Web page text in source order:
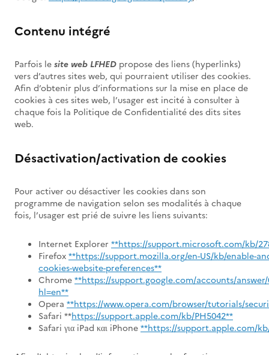
Contenu intégré
Parfois le site web LFHED propose des liens (hyperlinks)
vers d’autres sites web, qui pourraient utiliser des cookies.
Afin d’obtenir plus d’informations sur la mise en place de
cookies à ces sites web, l’usager est incité à consulter à
chaque fois la Politique de Confidentialité des dits sites
web.
Désactivation/activation de cookies
Pour activer ou désactiver les cookies dans son
programme de navigation selon ses modalités à chaque
fois, l’usager est prié de suivre les liens suivants:
Internet Explorer **https://support.microsoft.com/kb/
Firefox **https://support.mozilla.org/en-US/kb/enable-
cookies-website-preferences**
Chrome **https://support.google.com/accounts/answer/
hl=en**
Opera **https://www.opera.com/browser/tutorials/
Safari **https://support.apple.com/kb/PH5042**
Safari για iPad και iPhone **https://support.apple.com/